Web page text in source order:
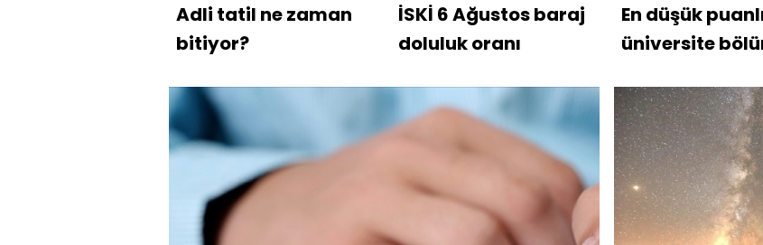
Adli tatil ne zaman
bitiyor?
İSKİ 6 Ağustos baraj
doluluk oranı
En düşük
üniversite